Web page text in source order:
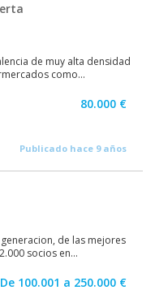
de muy alta densidad
como...
80.000 €
Publicado hace 9 años
de las mejores
socios en...
De 100.001 a 250.000 €